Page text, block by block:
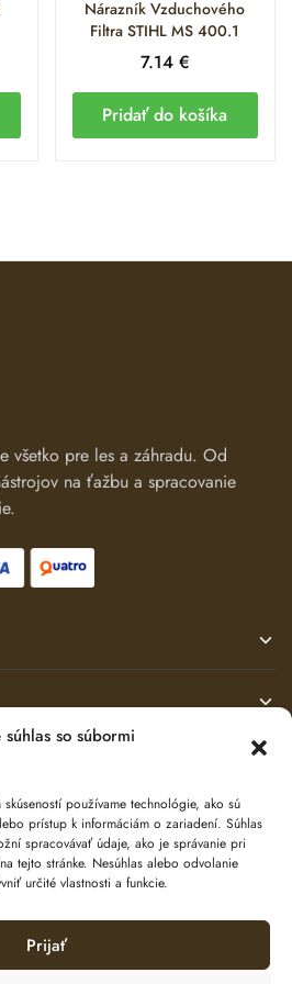
so súbormi
používame technológie, ako sú
prístup k informáciám o zariadení. Súhlas
spracovávať údaje, ako je správanie pri
tejto stránke. Nesúhlas alebo odvolanie
určité vlastnosti a funkcie.
Prijať
a ich príslušenstvo
prvky
hadičky
Nárazník Vzduchového
Filtra STIHL MS 400.1
7.14 €
Pridať do košíka
všetko pre les a záhradu. Od
na ťažbu a spracovanie
shop od